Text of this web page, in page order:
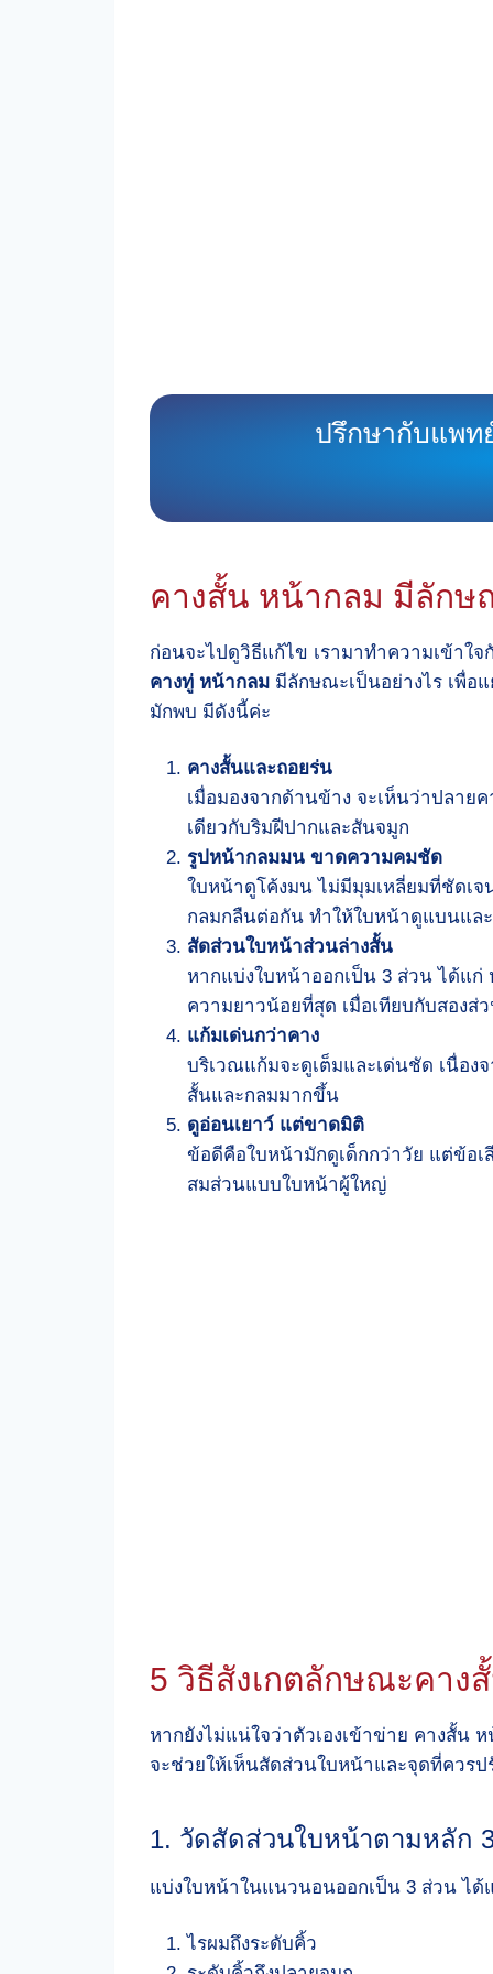
ปรึกษากับแพท
คางสั้น หน้ากลม มีลักษ
ก่อนจะไปดูวิธีแก้ไข เรามาทำความเข้าใ
คางทู่ หน้ากลม มีลักษณะเป็นอย่างไร เพื่อ
มักพบ มีดังนี้ค่ะ
คางสั้นและถอยร่น
เมื่อมองจากด้านข้าง จะเห็นว่าปลาย
เดียวกับริมฝีปากและสันจมูก
รูปหน้ากลมมน ขาดความคมชัด
ใบหน้าดูโค้งมน ไม่มีมุมเหลี่ยมที่ชัดเ
กลมกลืนต่อกัน ทำให้ใบหน้าดูแบนแล
สัดส่วนใบหน้าส่วนล่างสั้น
หากแบ่งใบหน้าออกเป็น 3 ส่วน ได้แ
ความยาวน้อยที่สุด เมื่อเทียบกับสองส่
แก้มเด่นกว่าคาง
บริเวณแก้มจะดูเต็มและเด่นชัด เนื่อ
สั้นและกลมมากขึ้น
ดูอ่อนเยาว์ แต่ขาดมิติ
ข้อดีคือใบหน้ามักดูเด็กกว่าวัย แต่ข้อ
สมส่วนแบบใบหน้าผู้ใหญ่
5 วิธีสังเกตลักษณะคาง
หากยังไม่แน่ใจว่าตัวเองเข้าข่าย คางสั้น
จะช่วยให้เห็นสัดส่วนใบหน้าและจุดที่ควร
1. วัดสัดส่วนใบหน้าตามหลัก
แบ่งใบหน้าในแนวนอนออกเป็น 3 ส่วน ได้
ไรผมถึงระดับคิ้ว